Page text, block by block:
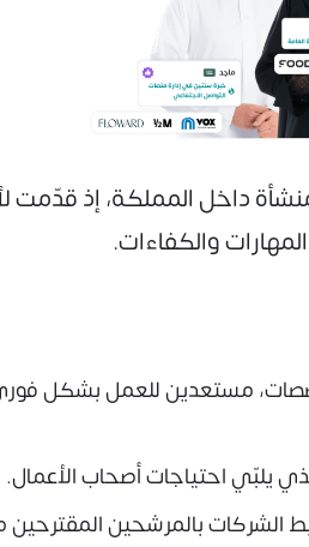
أكثر من 400 منشأة داخل المملكة،
والكفاءات.
للعمل في مختلف التخصصات، مستعدين
يلبّي احتياجات أصحاب الأعمال.
الشركات بالمرشحين